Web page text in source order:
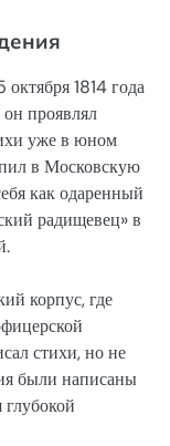
1814 года
проявлял
уже в юном
в Московскую
как одаренный
радищевец» в
корпус, где
стихи, но не
были написаны